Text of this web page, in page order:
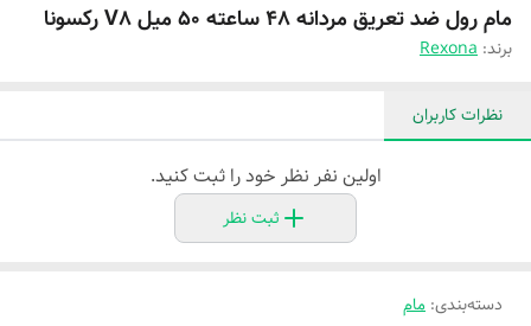
مام رول ضد تعریق مردانه 48 ساعته 50 میل V8 رکسونا
برند: Rexona
نظرات کاربران
اولین نفر نظر خود را ثبت کنید.
ثبت نظر
دسته‌بندی: مام